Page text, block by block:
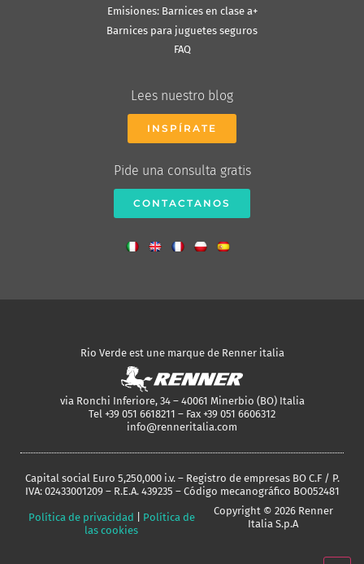
Emisiones: Barnices en clase a+
Barnices para juguetes seguros
FAQ
Lees nuestro blog
INSPÍRATE
Pide una consulta gratis
CONTACTANOS
Rio Verde est une marque de Renner italia
via Ronchi Inferiore, 34 – 40061 Minerbio (BO) Italia
Tel +39 051 6618211 – Fax +39 051 6606312
info@renneritalia.com
Capital social Euro 5,250,000 i.v. – Registro de empresas BO C.F / P.
IVA: 02433001209 – R.E.A. 439235 – Código mecanográfico BO052481
Política de privacidad
Política de
las cookies
Copyright © 2026 Renner
Italia S.p.A